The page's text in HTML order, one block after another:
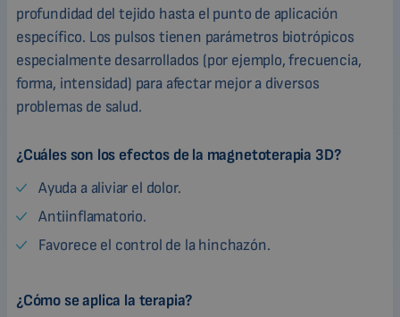
profundidad del tejido hasta el punto de aplicación
específico. Los pulsos tienen parámetros biotrópicos
especialmente desarrollados (por ejemplo, frecuencia,
forma, intensidad) para afectar mejor a diversos
problemas de salud.
¿Cuáles son los efectos de la magnetoterapia 3D?
Ayuda a aliviar el dolor.
Antiinflamatorio.
Favorece el control de la hinchazón.
¿Cómo se aplica la terapia?